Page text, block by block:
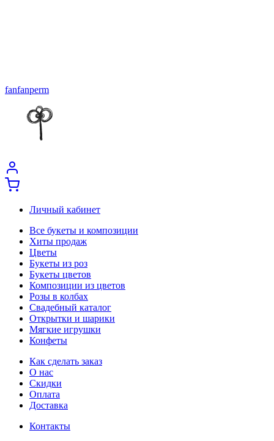
fanfanperm
Личный кабинет
Все букеты и композиции
Хиты продаж
Цветы
Букеты из роз
Букеты цветов
Композиции из цветов
Розы в колбах
Свадебный каталог
Открытки и шарики
Мягкие игрушки
Конфеты
Как сделать заказ
О нас
Скидки
Оплата
Доставка
Контакты